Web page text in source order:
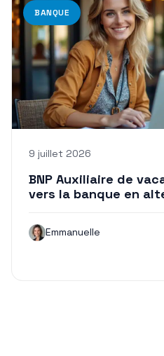
BANQUE
9 juillet 2026
BNP Auxiliaire de
vers la banque en
Emmanuelle